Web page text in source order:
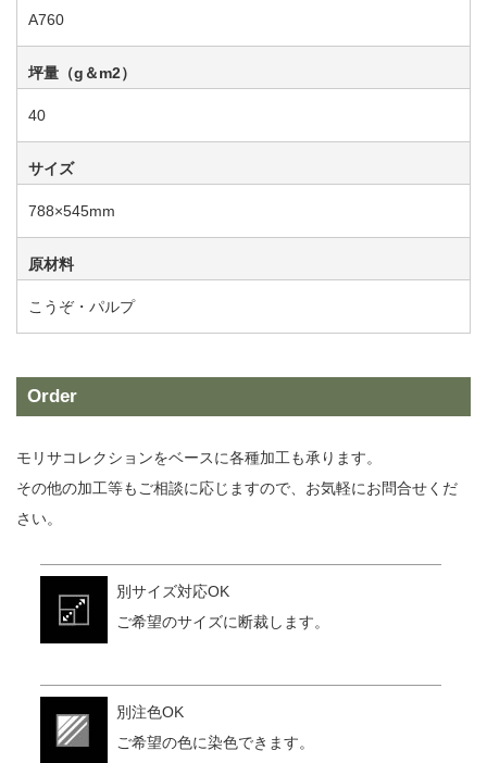
A760
坪量（g＆m2）
40
サイズ
788×545mm
原材料
こうぞ・パルプ
Order
モリサコレクションをベースに各種加工も承ります。
その他の加工等もご相談に応じますので、お気軽にお問合せくだ
さい。
別サイズ対応OK
ご希望のサイズに断裁します。
別注色OK
ご希望の色に染色できます。